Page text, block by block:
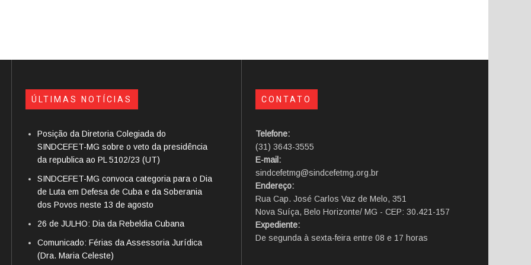
ÚLTIMAS NOTÍCIAS
Posição da Diretoria Colegiada do
SINDCEFET-MG sobre o veto da presidência
da republica ao PL 5102/23 (UT)
SINDCEFET-MG convoca categoria para o Dia
de Luta em Defesa de Cuba e da Soberania
dos Povos neste 13 de agosto
26 de JULHO: Dia da Rebeldia Cubana
Comunicado: Férias da Assessoria Jurídica
(Dra. Maria Celeste)
CONTATO
Telefone:
(31) 3643-3555
E-mail:
sindcefetmg@sindcefetmg.org.br
Endereço:
Rua Cap. José Carlos Vaz de Melo, 351
Nova Suíça, Belo Horizonte/ MG - CEP: 30.421-157
Expediente:
De segunda à sexta-feira entre 08 e 17 horas